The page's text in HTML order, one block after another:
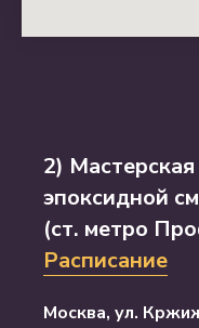
2)
эпоксидной
(ст. метро
Расписание
Москва, ул.